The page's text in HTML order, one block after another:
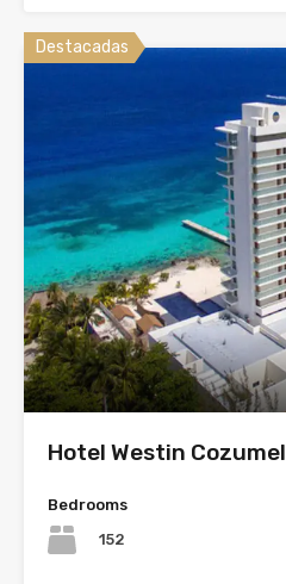
Destacadas
Hotel Westin Cozumel
Bedrooms
152